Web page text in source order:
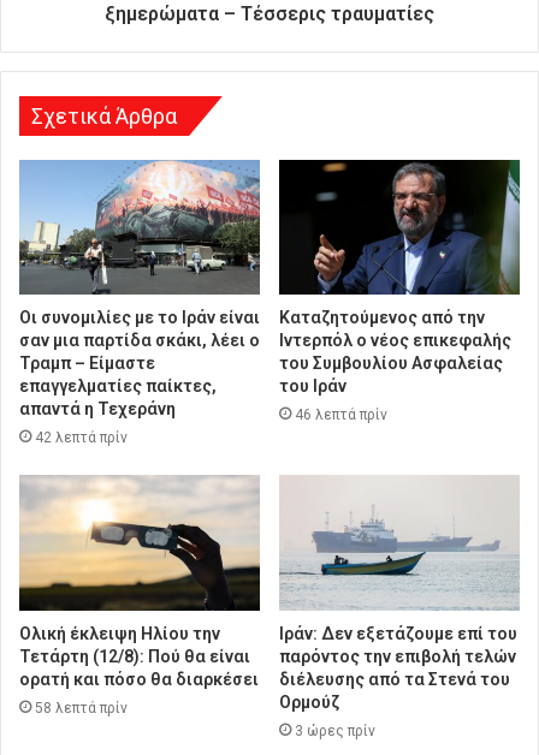
ν
ξημερώματα – Τέσσερις τραυματίες
Σχετικά Άρθρα
Οι συνομιλίες με το Ιράν είναι
σαν μια παρτίδα σκάκι, λέει ο
Τραμπ – Είμαστε
επαγγελματίες παίκτες,
απαντά η Τεχεράνη
42 λεπτά πρίν
Καταζητούμενος από την
Ιντερπόλ ο νέος επικεφαλής
του Συμβουλίου Ασφαλείας
του Ιράν
46 λεπτά πρίν
Ολική έκλειψη Ηλίου την
Τετάρτη (12/8): Πού θα είναι
ορατή και πόσο θα διαρκέσει
58 λεπτά πρίν
Ιράν: Δεν εξετάζουμε επί του
παρόντος την επιβολή τελών
διέλευσης από τα Στενά του
Ορμούζ
3 ώρες πρίν